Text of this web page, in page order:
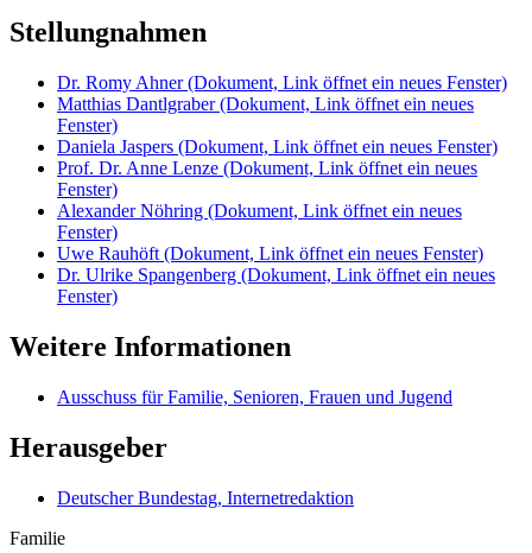
Stellungnahmen
Dr. Romy Ahner(Dokument, Link öffnet ein neues Fenster)
Matthias Dantlgraber(Dokument, Link öffnet ein neues
Fenster)
Daniela Jaspers (Dokument, Link öffnet ein neues Fenster)
Prof. Dr. Anne Lenze (Dokument, Link öffnet ein neues
Fenster)
Alexander Nöhring (Dokument, Link öffnet ein neues
Fenster)
Uwe Rauhöft (Dokument, Link öffnet ein neues Fenster)
Dr. Ulrike Spangenberg (Dokument, Link öffnet ein neues
Fenster)
Weitere Informationen
Ausschuss für Familie, Senioren, Frauen und Jugend
Herausgeber
Deutscher Bundestag, Internetredaktion
Familie